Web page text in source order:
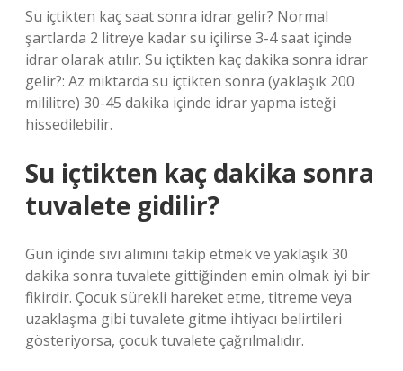
Su içtikten kaç saat sonra idrar gelir? Normal
şartlarda 2 litreye kadar su içilirse 3-4 saat içinde
idrar olarak atılır. Su içtikten kaç dakika sonra idrar
gelir?: Az miktarda su içtikten sonra (yaklaşık 200
mililitre) 30-45 dakika içinde idrar yapma isteği
hissedilebilir.
Su içtikten kaç dakika sonra
tuvalete gidilir?
Gün içinde sıvı alımını takip etmek ve yaklaşık 30
dakika sonra tuvalete gittiğinden emin olmak iyi bir
fikirdir. Çocuk sürekli hareket etme, titreme veya
uzaklaşma gibi tuvalete gitme ihtiyacı belirtileri
gösteriyorsa, çocuk tuvalete çağrılmalıdır.